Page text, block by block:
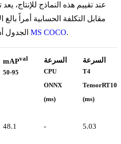
عند تقييم هذه النماذج للإنتاج،
الجدول مجموعة بيانات MS COCO.
mAPval
50-95
السرعة
CPU
ONNX
(ms)
السرعة
T4
TensorRT10
(ms)
48.1 - 5.03